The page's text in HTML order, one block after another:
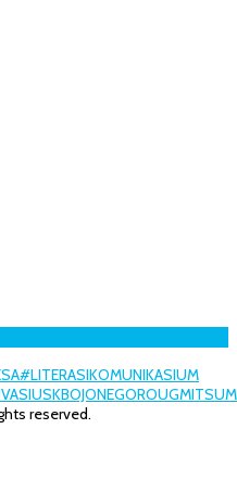
#LITERASIKOMUNIKASIUM
USKBOJONEGOROUGMITS
reserved.